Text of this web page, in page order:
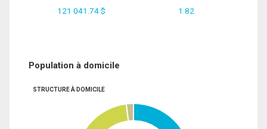
121 041.74 $ 1.82
Population à domicile
STRUCTURE À DOMICILE